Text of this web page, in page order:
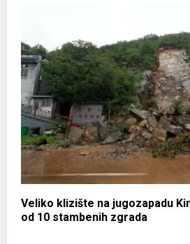
Veliko klizište na jugozapadu
od 10 stambenih zgrada